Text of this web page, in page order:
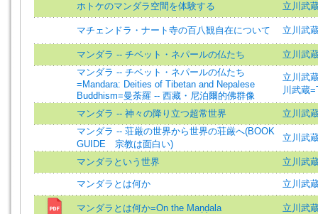
ホトケのマンダラ空間を体験する 立川武
マチェンドラ・ナート寺の百八観自在について 立川武
マンダラ -- チベット・ネパールの仏たち
立川武
マンダラ -- チベット・ネパールの仏たち
=Mandara: Deities of Tibetan and Nepalese
Buddhism=曼荼羅 -- 西藏・尼泊爾的佛群像
立川武
川武蔵
マンダラ -- 神々の降り立つ超常世界
立川武
マンダラ -- 荘厳の世界から世界の荘厳へ(BOOK
GUIDE 宗教は面白い)
立川武
マンダラという世界 立川武
マンダラとは何か 立川武
マンダラとは何か=On the Maṇḍala
立川武